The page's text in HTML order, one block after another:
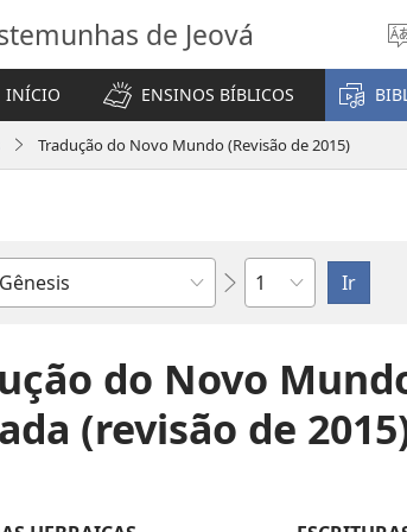
de Jeová
INÍCIO ENSINOS BÍBLICOS
Tradução do Novo Mundo (Revisão de 2015)
Capítulo
do Novo
(revisão de